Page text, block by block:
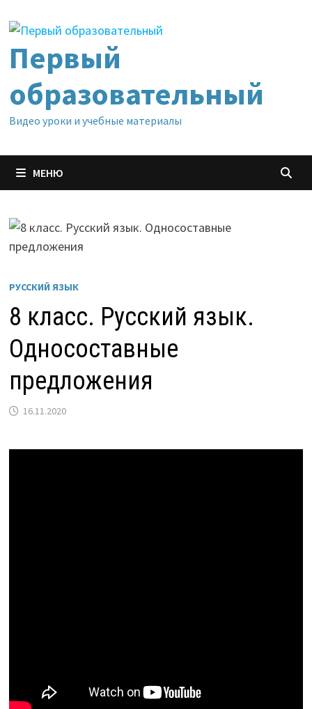
содержимому
Первый
образовательный
Видео уроки и учебные материалы
МЕНЮ
РУССКИЙ ЯЗЫК
8 класс. Русский язык.
Односоставные
предложения
16.11.2020